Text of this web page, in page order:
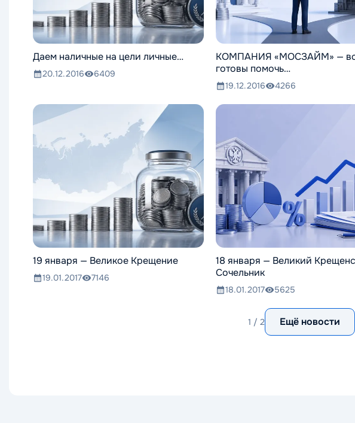
Даем наличные на цели личные…
20.12.2016 6409
КОМПАНИЯ «МОСЗАЙМ» —
готовы помочь…
19.12.2016 4266
19 января — Великое Крещение
19.01.2017 7146
18 января — Великий
Сочельник
18.01.2017 5625
1 / 2 Ещё новости